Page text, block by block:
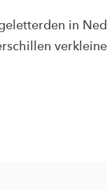
in